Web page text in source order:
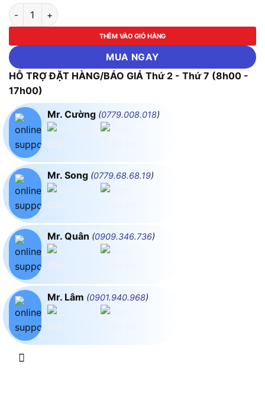
Cần Siết Chữ T 19mm Top-CTWT-10093B-19 số lượng
THÊM VÀO GIỎ HÀNG
MUA NGAY
HỖ TRỢ ĐẶT HÀNG/BÁO GIÁ Thứ 2 - Thứ 7 (8h00 -
17h00)
Mr. Cường (0779.008.018)
Mr. Song (0779.68.68.19)
Mr. Quân (0909.346.736)
Mr. Lâm (0901.940.968)